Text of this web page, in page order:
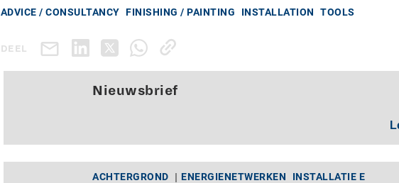
ADVICE / CONSULTANCY FINISHING / PAINTING INSTALLATION TOOLS
DEEL
Nieuwsbrief
ACHTERGROND ENERGIENETWERKEN INSTALLATIE E